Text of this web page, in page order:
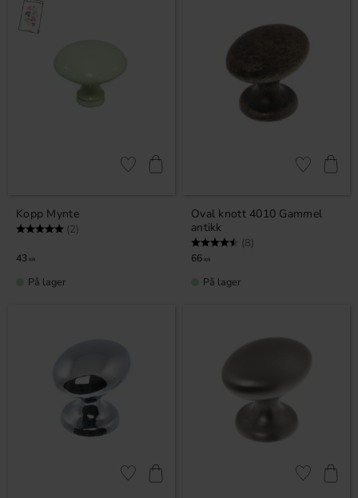
Kopp Mynte
Karakter: (2)
43 KR
Lagre som favoritt
På lager
Oval knott 4010 Gammel
antikk
Karakter: (8)
66 KR
Lagre som
På lager
Lagre som favoritt Lagre som